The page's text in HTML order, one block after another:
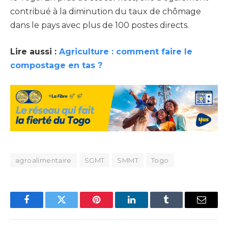
contribué à la diminution du taux de chômage
dans le pays avec plus de 100 postes directs.
Lire aussi : Agriculture : comment faire le
compostage en tas ?
agroalimentaire SGMT SMMT Togo
FacebookTwitter Pinterest LinkedInTumblr Email